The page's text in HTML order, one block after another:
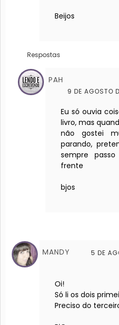
Beijos
Respostas
PAH
9 DE AGOSTO
Eu só ouvia
livro, mas
não gostei
parando,
sempre
frente
bjos
MANDY 5 DE
Oi!
Só li os dois
Preciso do